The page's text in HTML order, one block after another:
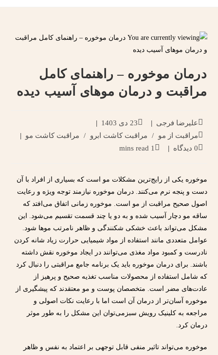
درمان موخوره – راهنمای کامل
مراقبت و درمان موهای آسیب دیده
علیرضا فرجی
23 دی 1403
مراقبت از مو
/ مراقبت کاشت ابرو /
مراقبت کاشت مو
0 دیدگاه
1 mins read
موخوره یکی از رایج‌ترین مشکلات مو است که بسیاری از افراد با آن
دست و پنجه نرم می‌کنند. درمان موخوره نیازمند توجه ویژه و رعایت
اصول صحیح مراقبت از مو است. موخوره زمانی اتفاق می‌افتد که
ساقه مو دچار آسیب شده و به دو یا چند قسمت تقسیم می‌شود. این
مشکل می‌تواند باعث خشکی شکنندگی و ظاهر نامرتب موها شود.
عوامل متعددی مانند استفاده از مواد شیمیایی حرارت زیاد شانه کردن
نادرست و کمبود مواد مغذی می‌توانند در ایجاد موخوره نقش داشته
باشند. برای درمان موخوره باید یک برنامه جامع مراقبتی را دنبال کرد
که شامل استفاده از محصولات مناسب تغذیه صحیح و پرهیز از
عادت‌های مضر است. متخصصان پوست و مو معتقدند که پیشگیری از
موخوره آسان‌تر از درمان آن است اما با رعایت نکات اصولی و
مراجعه به کلینیک رویش سبزمی‌توان این مشکل را به طور موثر
درمان کرد.
موخوره می‌تواند تاثیر منفی قابل توجهی بر اعتماد به نفس و ظاهر